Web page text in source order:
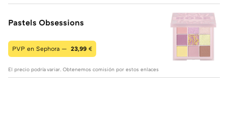
Pastels Obsessions
PVP en Sephora — 23,99 €
El precio podría variar. Obtenemos comisión por estos enlaces